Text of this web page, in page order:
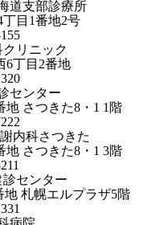
道支部診療所
目1番地2号
リニック
6丁目2番地
センター
地 さつきた8・1 1階
内科さつきた
地 さつきた8・1 3階
センター
地 札幌エルプラザ5階